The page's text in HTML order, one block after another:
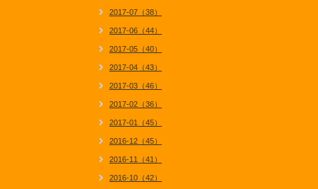
2017-07（38）
2017-06（44）
2017-05（40）
2017-04（43）
2017-03（46）
2017-02（36）
2017-01（45）
2016-12（45）
2016-11（41）
2016-10（42）